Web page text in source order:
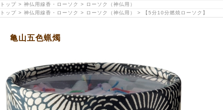
トップ > 神仏用線香・ローソク > ローソク（神仏用）
トップ > 神仏用線香・ローソク > ローソク（神仏用） > 【5分10分燃焼ローソク】
亀山五色蝋燭